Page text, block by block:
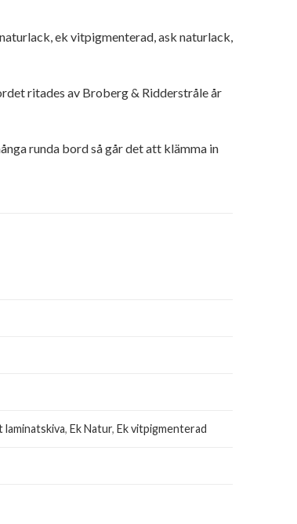
ek vitpigmenterad, ask naturlack,
ritades av Broberg & Ridderstråle år
runda bord så går det att klämma in
laminatskiva,Ek Natur,Ek vitpigmenterad